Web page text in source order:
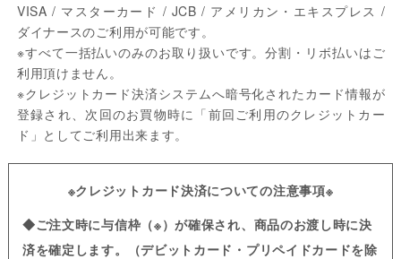
VISA / マスターカード / JCB / アメリカン・エキスプレス /
ダイナースのご利用が可能です。
※すべて一括払いのみのお取り扱いです。分割・リボ払いはご
利用頂けません。
※クレジットカード決済システムへ暗号化されたカード情報が
登録され、次回のお買物時に「前回ご利用のクレジットカー
ド」としてご利用出来ます。
※クレジットカード決済についての注意事項※
◆ご注文時に与信枠（※）が確保され、商品のお渡し時に決
済を確定します。（デビットカード・プリペイドカードを除